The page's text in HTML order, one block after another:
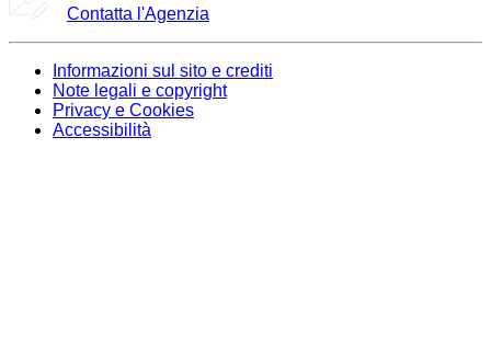
Contatta l'Agenzia
Informazioni sul sito e crediti
Note legali e copyright
Privacy e Cookies
Accessibilità